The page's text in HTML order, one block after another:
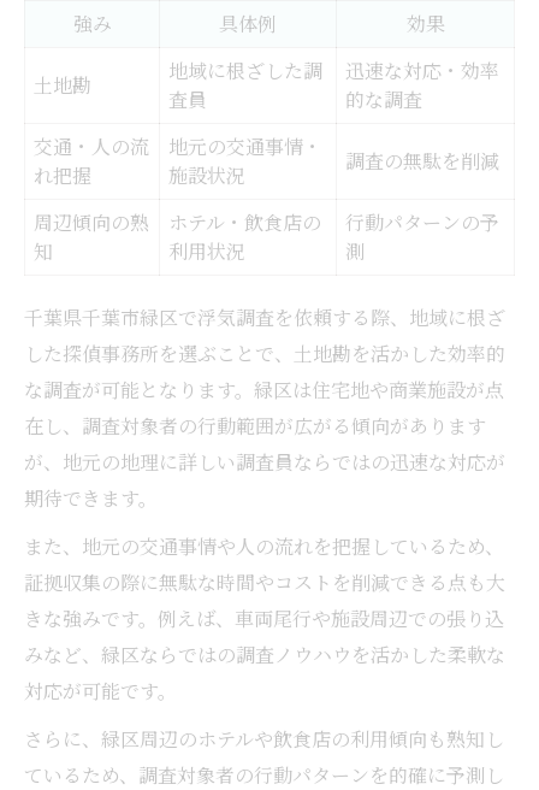
強み 具体例 効果
土地勘
地域に根ざした調
査員
迅速な対応・効率
的な調査
交通・人の流
れ把握
地元の交通事情・
施設状況
調査の無駄を削減
周辺傾向の熟
知
ホテル・飲食店の
利用状況
行動パターンの予
測
千葉県千葉市緑区で浮気調査を依頼する際、地域に根ざ
した探偵事務所を選ぶことで、土地勘を活かした効率的
な調査が可能となります。緑区は住宅地や商業施設が点
在し、調査対象者の行動範囲が広がる傾向があります
が、地元の地理に詳しい調査員ならではの迅速な対応が
期待できます。
また、地元の交通事情や人の流れを把握しているため、
証拠収集の際に無駄な時間やコストを削減できる点も大
きな強みです。例えば、車両尾行や施設周辺での張り込
みなど、緑区ならではの調査ノウハウを活かした柔軟な
対応が可能です。
さらに、緑区周辺のホテルや飲食店の利用傾向も熟知し
ているため、調査対象者の行動パターンを的確に予測し